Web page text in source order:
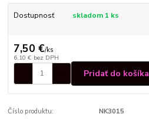
Dostupnosť skladom 1 ks
7,50 €/ks
6,10 € bez DPH
Pridať do košíka
Číslo produktu: NK3015